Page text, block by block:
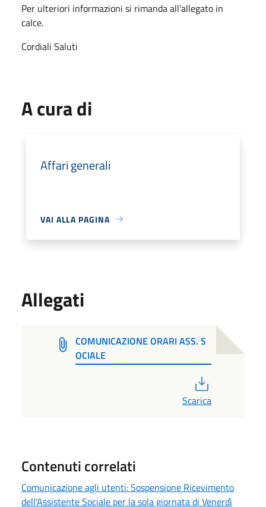
Per ulteriori informazioni si rimanda all'allegato in
calce.
Cordiali Saluti
A cura di
Affari generali
VAI ALLA PAGINA
Allegati
COMUNICAZIONE ORARI ASS. S
OCIALE
Scarica
Contenuti correlati
Comunicazione agli utenti: Sospensione Ricevimento
dell'Assistente Sociale per la sola giornata di Venerdì